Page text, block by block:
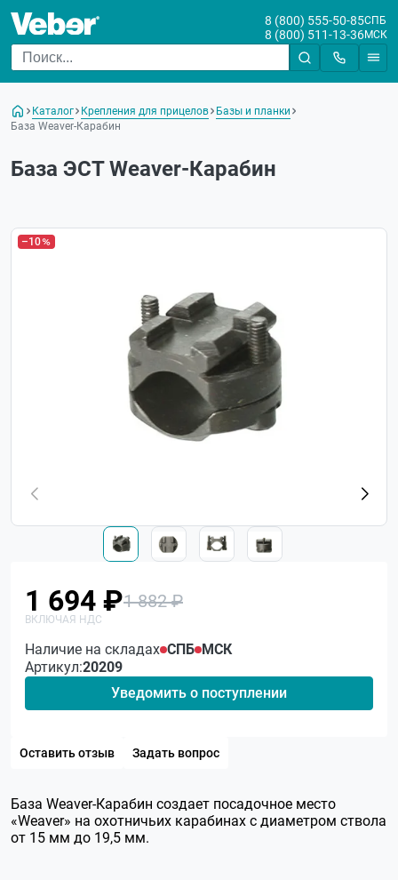
8 (800) 555-50-85СПБ
8 (800) 511-13-36МСК
Каталог Крепления для прицелов
Базы и планки
База Weaver-Карабин
База ЭСТ Weaver-Карабин
–10
1 694 ₽1 882 ₽
Наличие на складах СПБ МСК
Артикул:20209
Уведомить о поступлении
Оставить отзыв Задать вопрос
База Weaver-Карабин создает посадочное место
«Weaver» на охотничьих карабинах с диаметром ствола
от 15 мм до 19,5 мм.